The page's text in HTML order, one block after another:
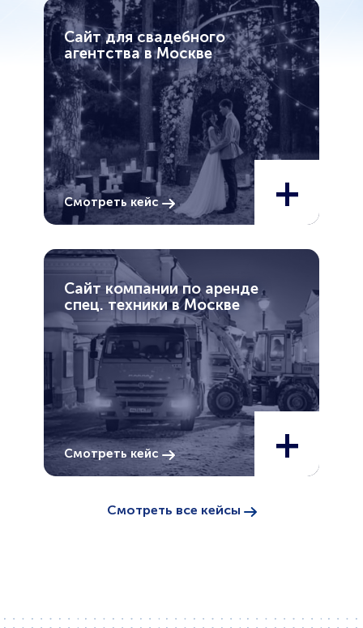
Сайт для свадебного
агентства в Москве
Смотреть кейс +
Сайт компании по аренде
спец. техники в Москве
Смотреть кейс +
Смотреть все кейсы